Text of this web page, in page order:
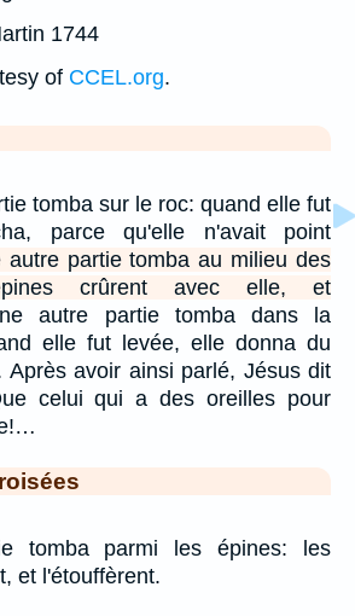
1744
of CCEL.org.
tomba sur le roc: quand elle fut
parce qu'elle n'avait point
autre partie tomba au milieu des
crûrent avec elle, et
autre partie tomba dans la
elle fut levée, elle donna du
Après avoir ainsi parlé, Jésus dit
celui qui a des oreilles pour
tomba parmi les épines: les
et l'étouffèrent.